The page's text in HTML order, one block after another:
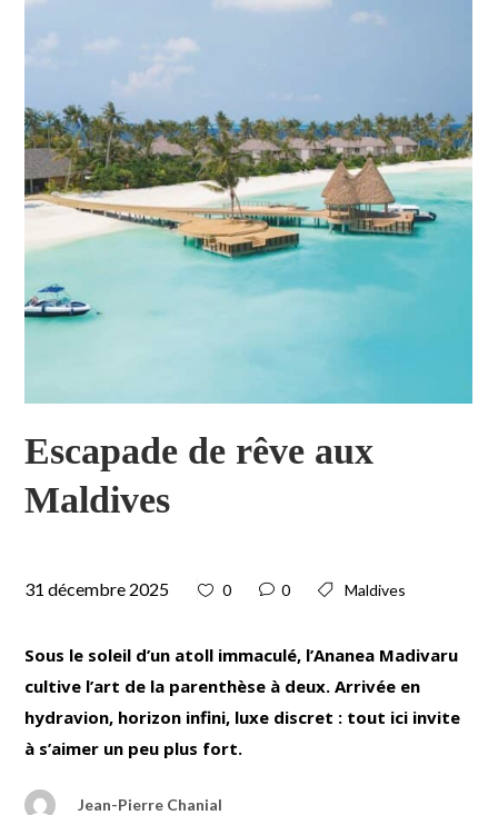
Escapade de rêve aux
Maldives
31 décembre 2025 0 0 Maldives
Sous le soleil d’un atoll immaculé, l’Ananea Madivaru
cultive l’art de la parenthèse à deux. Arrivée en
hydravion, horizon infini, luxe discret : tout ici invite
à s’aimer un peu plus fort.
Jean-Pierre Chanial